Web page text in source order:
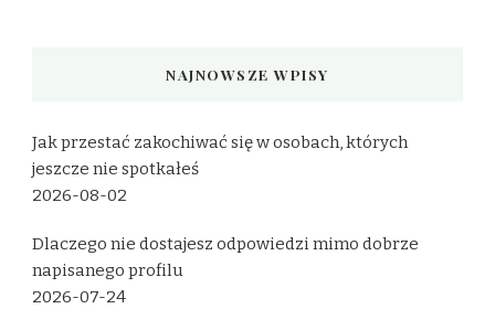
NAJNOWSZE WPISY
Jak przestać zakochiwać się w osobach, których
jeszcze nie spotkałeś
2026-08-02
Dlaczego nie dostajesz odpowiedzi mimo dobrze
napisanego profilu
2026-07-24